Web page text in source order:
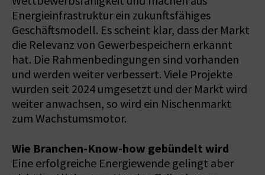
Energieinfrastruktur ein zukunftsfähiges
Geschäftsmodell. Es scheint klar, dass der Markt
die Relevanz von Gewerbespeichern erkannt
hat. Die Rahmenbedingungen sind vorhanden
und werden weiter verbessert. Viele Projekte
wurden seit 2024 umgesetzt und der Markt wird
weiter anwachsen, so wird ein Nischenmarkt
zum Wachstumsmotor.
Wie Branchen-Know-how gebündelt wird
Eine erfolgreiche Energiewende gelingt aber